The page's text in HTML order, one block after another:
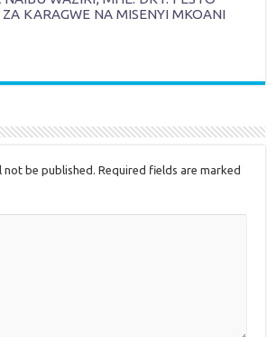
ZA KARAGWE NA MISENYI MKOANI
not be published. Required fields are marked